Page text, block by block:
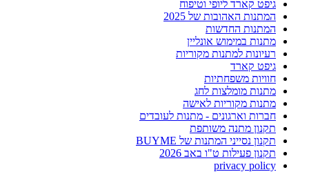
גיפט קארד ליופי וטיפוח
המתנות האהובות של 2025
המתנות החדשות
מתנות במימוש אונליין
רעיונות למתנות מקוריות
גיפט קארד
חוויות משפחתיות
מתנות מומלצות לחג
מתנות מקוריות לאישה
חברות וארגונים - מתנות לעובדים
תקנון מתנה משותפת
תקנון נסייני המתנות של BUYME
תקנון פעילות ט"ו באב 2026
privacy policy